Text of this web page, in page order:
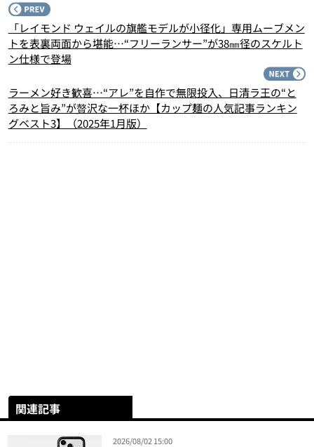
「レイモンド ウェイルの旗艦モデルが小径化」専用ムーブメン
トを表裏両面から堪能…“フリーランサー”が38㎜径のスケルト
ン仕様で登場
ラーメン好き歓喜…“アレ”を自作で無限投入、日清ラ王の“と
ろみと旨み”が贅沢な一杯ほか【カップ麺の人気記事ランキン
グベスト3】（2025年1月版）
関連記事
2026/08/02 15:00